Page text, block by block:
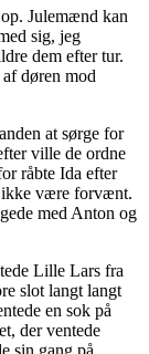
Julemænd kan
sig, jeg
dem efter tur.
døren mod
at sørge for
ville de ordne
råbte Ida efter
ikke være forvænt.
med Anton og
Lille Lars fra
slot langt langt
en sok på
der ventede
sin gang på